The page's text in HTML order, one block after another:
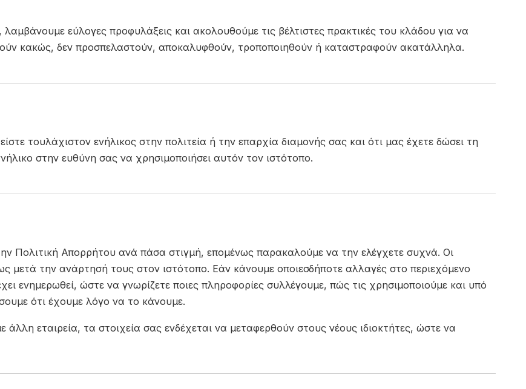
εύλογες προφυλάξεις και ακολουθούμε τις βέλτιστες πρακτικές του κλάδου για να
κακώς, δεν προσπελαστούν, αποκαλυφθούν, τροποποιηθούν ή καταστραφούν ακατάλληλα.
τουλάχιστον ενήλικος στην πολιτεία ή την επαρχία διαμονής σας και ότι μας έχετε δώσει τη
στην ευθύνη σας να χρησιμοποιήσει αυτόν τον ιστότοπο.
Πολιτική Απορρήτου ανά πάσα στιγμή, επομένως παρακαλούμε να την ελέγχετε συχνά. Οι
μετά την ανάρτησή τους στον ιστότοπο. Εάν κάνουμε οποιεσδήποτε αλλαγές στο περιεχόμενο
ενημερωθεί, ώστε να γνωρίζετε ποιες πληροφορίες συλλέγουμε, πώς τις χρησιμοποιούμε και υπό
ότι έχουμε λόγο να το κάνουμε.
εταιρεία, τα στοιχεία σας ενδέχεται να μεταφερθούν στους νέους ιδιοκτήτες, ώστε να